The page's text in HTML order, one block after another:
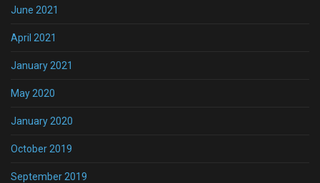
June 2021
April 2021
January 2021
May 2020
January 2020
October 2019
September 2019